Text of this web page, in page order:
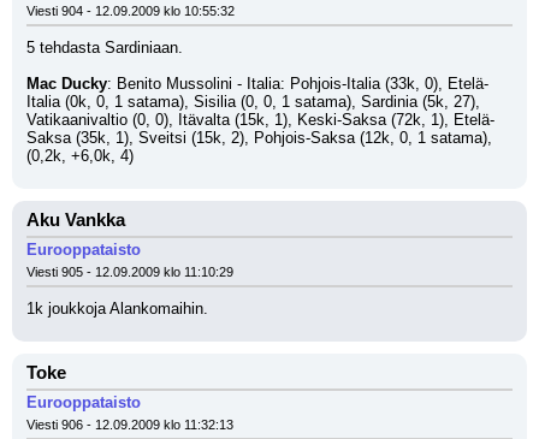
Viesti 904 - 12.09.2009 klo 10:55:32
5 tehdasta Sardiniaan.
Mac Ducky: Benito Mussolini - Italia: Pohjois-Italia (33k, 0), Etelä-
Italia (0k, 0, 1 satama), Sisilia (0, 0, 1 satama), Sardinia (5k, 27),
Vatikaanivaltio (0, 0), Itävalta (15k, 1), Keski-Saksa (72k, 1), Etelä-
Saksa (35k, 1), Sveitsi (15k, 2), Pohjois-Saksa (12k, 0, 1 satama),
(0,2k, +6,0k, 4)
Aku Vankka
Eurooppataisto
Viesti 905 - 12.09.2009 klo 11:10:29
1k joukkoja Alankomaihin.
Toke
Eurooppataisto
Viesti 906 - 12.09.2009 klo 11:32:13